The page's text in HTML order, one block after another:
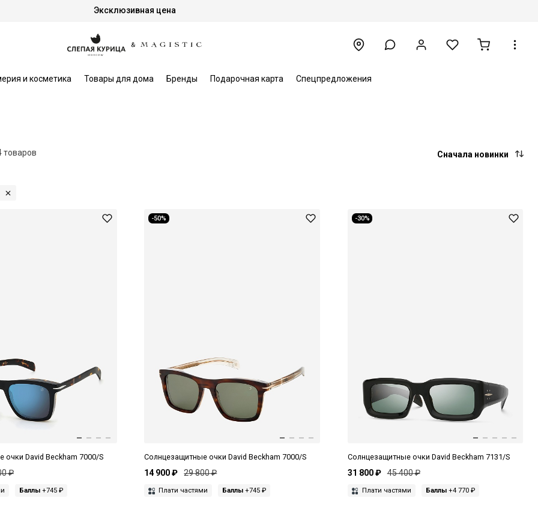
Эксклюзивная цена
и косметика Товары для дома Бренды Подарочная карта Спецпредложения
товаров Сначала новинки
очки David Beckham 7000/S
₽
Баллы +745 ₽
-50%
Солнцезащитные очки David Beckham 7000/S
14 900 ₽ 29 800 ₽
Плати частями Баллы +745 ₽
-30%
Солнцезащитные очки David Beckham 7131/S
31 800 ₽ 45 400 ₽
Плати частями Баллы+4 770 ₽